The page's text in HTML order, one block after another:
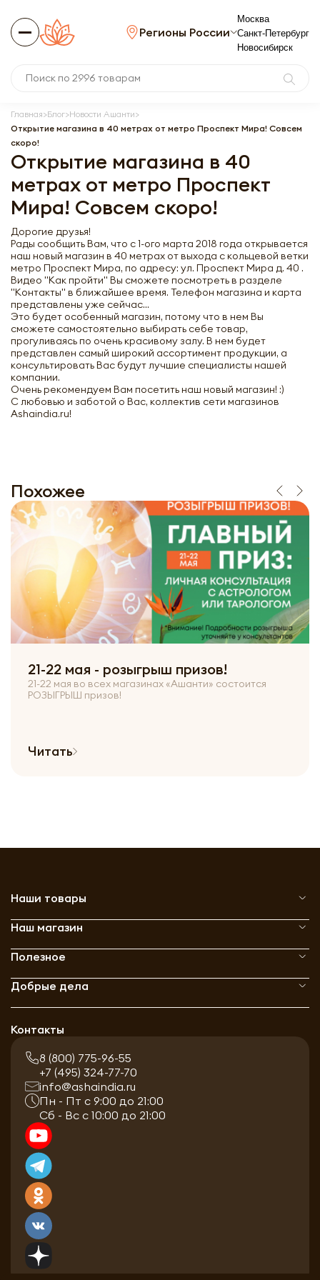
Регионы России
Москва
Санкт-Петербург
Новосибирск
Главная Блог Новости Ашанти
Открытие магазина в 40 метрах от метро Проспект Мира! Совсем
скоро!
Открытие магазина в 40
метрах от метро Проспект
Мира! Совсем скоро!
Дорогие друзья!
Рады сообщить Вам, что с 1-ого марта 2018 года открывается
наш новый магазин в 40 метрах от выхода с кольцевой ветки
метро Проспект Мира, по адресу: ул. Проспект Мира д. 40 .
Видео "Как пройти" Вы сможете посмотреть в разделе
"Контакты" в ближайшее время. Телефон магазина и карта
представлены уже сейчас...
Это будет особенный магазин, потому что в нем Вы
сможете самостоятельно выбирать себе товар,
прогуливаясь по очень красивому залу. В нем будет
представлен самый широкий ассортимент продукции, а
консультировать Вас будут лучшие специалисты нашей
компании.
Очень рекомендуем Вам посетить наш новый магазин! :)
С любовью и заботой о Вас, коллектив сети магазинов
Ashaindia.ru!
Похожее
21-22 мая - розыгрыш призов!
21-22 мая во всех магазинах «Ашанти» состоится
РОЗЫГРЫШ призов!
Читать
Наши товары
Наш магазин
Полезное
Добрые дела
Контакты
8 (800) 775-96-55
+7 (495) 324-77-70
info@ashaindia.ru
Пн - Пт с 9:00 до 21:00
Сб - Вс с 10:00 до 21:00